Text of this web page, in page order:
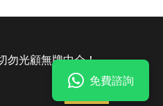
集個人資料聲明 免費諮詢
勿光顧無牌中介！
明白